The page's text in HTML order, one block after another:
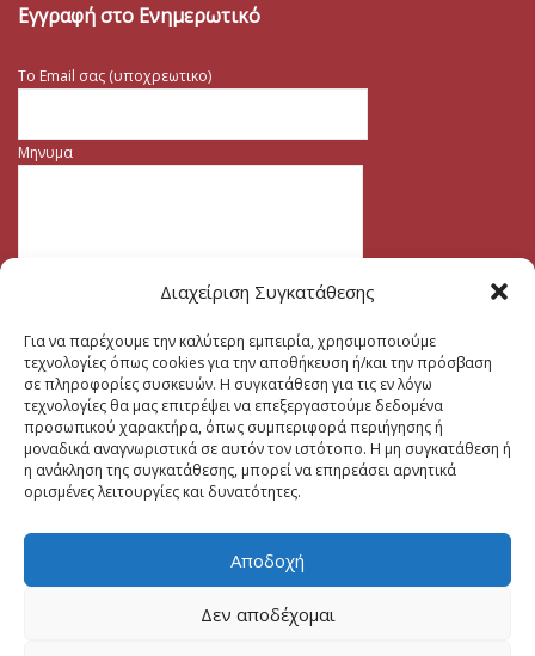
Διαχείριση Συγκατάθεσης
Για να παρέχουμε την καλύτερη εμπειρία, χρησιμοποιούμε
τεχνολογίες όπως cookies για την αποθήκευση ή/και την πρόσβαση
σε πληροφορίες συσκευών. Η συγκατάθεση για τις εν λόγω
τεχνολογίες θα μας επιτρέψει να επεξεργαστούμε δεδομένα
προσωπικού χαρακτήρα, όπως συμπεριφορά περιήγησης ή
μοναδικά αναγνωριστικά σε αυτόν τον ιστότοπο. Η μη συγκατάθεση ή
η ανάκληση της συγκατάθεσης, μπορεί να επηρεάσει αρνητικά
ορισμένες λειτουργίες και δυνατότητες.
Αποδοχή
Δεν αποδέχομαι
Εγγραφή στο Ενημερωτικό
Το Email σας (υποχρεωτικο)
Μηνυμα